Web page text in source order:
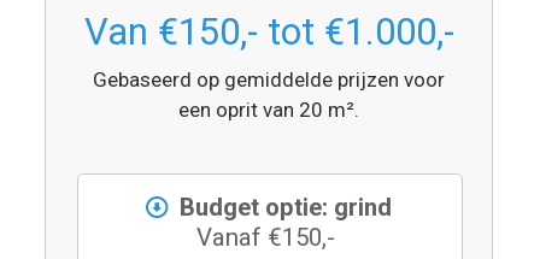
Van €150,- tot €1.000,-
Gebaseerd op gemiddelde prijzen voor
een oprit van 20 m².
Budget optie: grind
Vanaf €150,-